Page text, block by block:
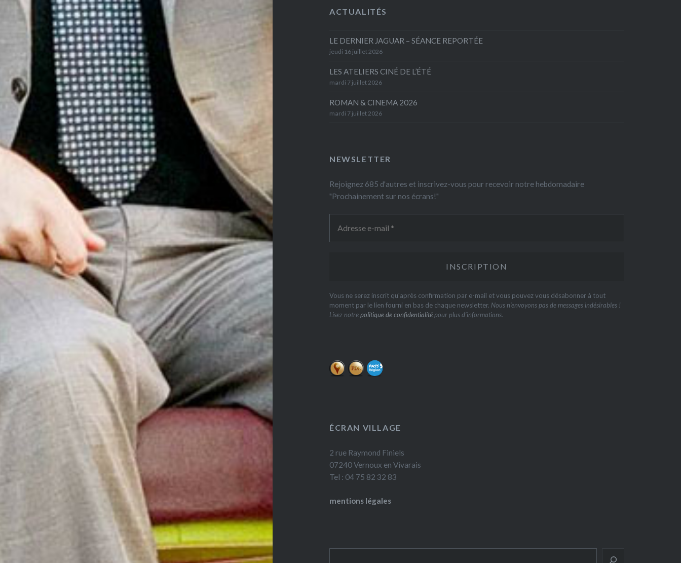
ACTUALITÉS
LE DERNIER JAGUAR – SÉANCE REPORTÉE
jeudi 16 juillet 2026
LES ATELIERS CINÉ DE L’ÉTÉ
mardi 7 juillet 2026
ROMAN & CINEMA 2026
mardi 7 juillet 2026
NEWSLETTER
Rejoignez 685 d'autres et inscrivez-vous pour recevoir notre hebdomadaire
"Prochainement sur nos écrans!"
Vous ne serez inscrit qu'après confirmation par e-mail et vous pouvez vous désabonner à tout
moment par le lien fourni en bas de chaque newsletter. Nous n’envoyons pas de messages indésirables !
Lisez notrepolitique de confidentialitépour plus d’informations.
ÉCRAN VILLAGE
2 rue Raymond Finiels
07240 Vernoux en Vivarais
Tel : 04 75 82 32 83
mentions légales